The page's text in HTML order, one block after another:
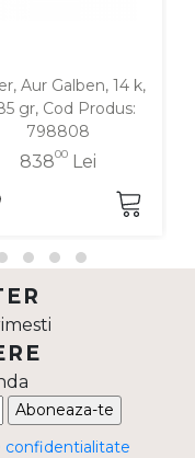
Aur Galben, 14 k,
gr, Cod Produs:
798808
83800 Lei
Aboneaza-te
confidentialitate